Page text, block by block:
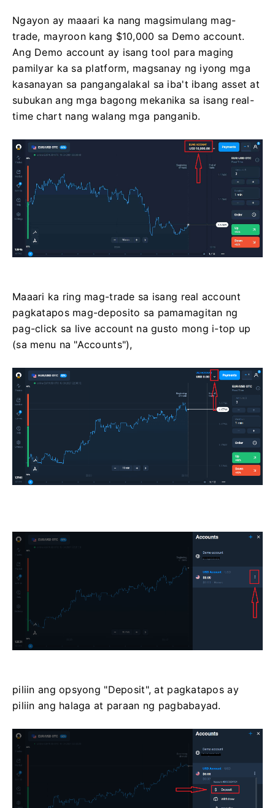
Ngayon ay maaari ka nang magsimulang mag-
trade, mayroon kang $10,000 sa Demo account.
Ang Demo account ay isang tool para maging
pamilyar ka sa platform, magsanay ng iyong mga
kasanayan sa pangangalakal sa iba't ibang asset at
subukan ang mga bagong mekanika sa isang real-
time chart nang walang mga panganib.
Maaari ka ring mag-trade sa isang real account
pagkatapos mag-deposito sa pamamagitan ng
pag-click sa live account na gusto mong i-top up
(sa menu na "Accounts"),
piliin ang opsyong "Deposit", at pagkatapos ay
piliin ang halaga at paraan ng pagbabayad.